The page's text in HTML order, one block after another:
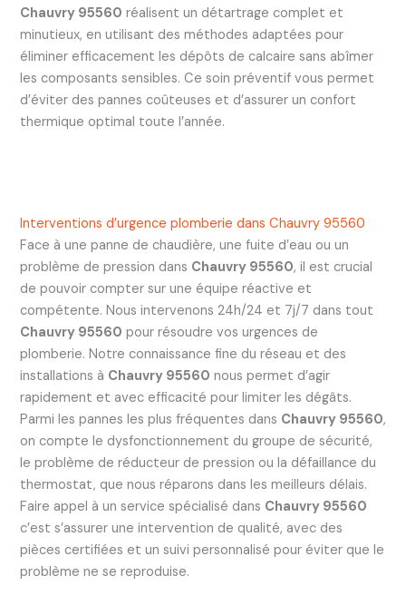
Chauvry 95560 réalisent un détartrage complet et
minutieux, en utilisant des méthodes adaptées pour
éliminer efficacement les dépôts de calcaire sans abîmer
les composants sensibles. Ce soin préventif vous permet
d’éviter des pannes coûteuses et d’assurer un confort
thermique optimal toute l’année.
Interventions d’urgence plomberie dans Chauvry 95560
Face à une panne de chaudière, une fuite d’eau ou un
problème de pression dans Chauvry 95560, il est crucial
de pouvoir compter sur une équipe réactive et
compétente. Nous intervenons 24h/24 et 7j/7 dans tout
Chauvry 95560 pour résoudre vos urgences de
plomberie. Notre connaissance fine du réseau et des
installations à Chauvry 95560 nous permet d’agir
rapidement et avec efficacité pour limiter les dégâts.
Parmi les pannes les plus fréquentes dans Chauvry 95560,
on compte le dysfonctionnement du groupe de sécurité,
le problème de réducteur de pression ou la défaillance du
thermostat, que nous réparons dans les meilleurs délais.
Faire appel à un service spécialisé dans Chauvry 95560
c’est s’assurer une intervention de qualité, avec des
pièces certifiées et un suivi personnalisé pour éviter que le
problème ne se reproduise.